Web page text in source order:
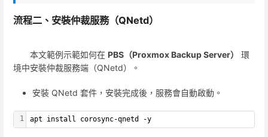
流程二、安裝仲裁服務（QNetd）
本文範例示範如何在 PBS（Proxmox Backup Server）
環
境中安裝仲裁服務端（QNetd）。
安裝 QNetd 套件，安裝完成後，服務會自動啟動。
1 apt install corosync-qnetd -y